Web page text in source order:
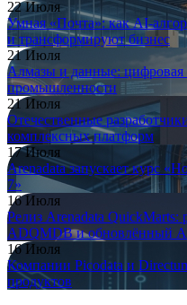
22 Июля
Умная «Почта»: как AI-
и трансформируют бизнес
21 Июля
Алмазы и данные:
промышленности
21 Июля
Отечественные
комплексных платформ
17 Июля
Arenadata запускает курс
7»
16 Июля
Релиз Arenadata QuickMarts:
ADQMDB и обновлённый
16 Июля
Компании Picodata и
продуктов